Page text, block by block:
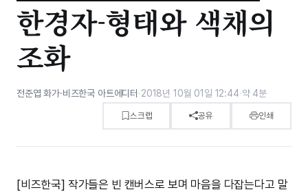
한경자-형태와 색채의
조화
전준엽 화가·비즈한국 아트에디터 ·2018년 10월 01일 12:44·약 4분
스크랩 공유 인쇄
[비즈한국] 작가들은 빈 캔버스로 보며 마음을 다잡는다고 말